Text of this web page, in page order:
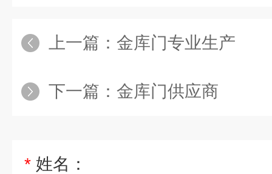
上一篇： 金库门专业生产
下一篇： 金库门供应商
* 姓名：